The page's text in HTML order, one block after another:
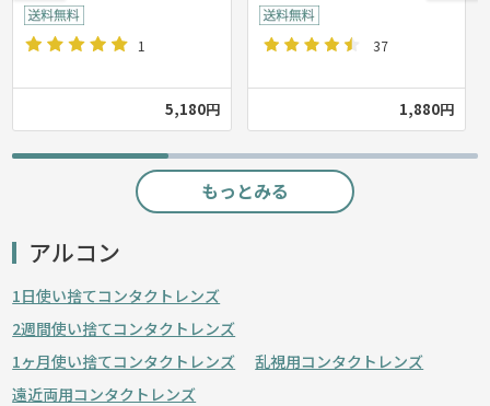
1
5,180円
37
1,880円
もっとみる
アルコン
1日使い捨てコンタクトレンズ
2週間使い捨てコンタクトレンズ
1ヶ月使い捨てコンタクトレンズ
乱視用コンタクトレンズ
遠近両用コンタクトレンズ